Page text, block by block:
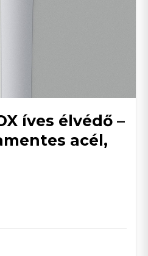
íves élvédő –
acél,